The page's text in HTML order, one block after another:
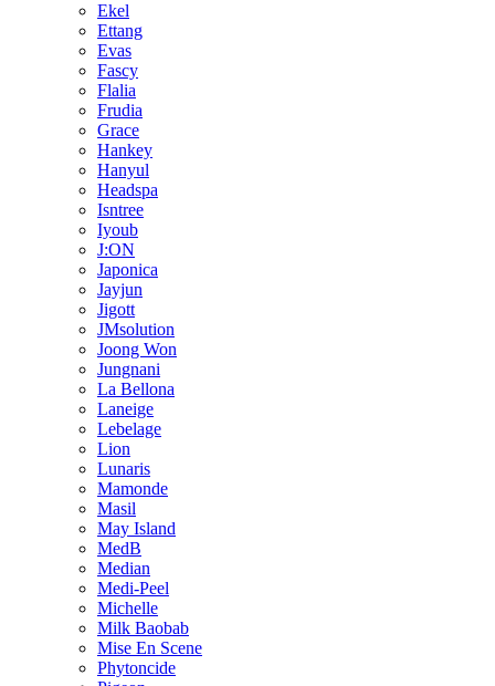
Ekel
Ettang
Evas
Fascy
Flalia
Frudia
Grace
Hankey
Hanyul
Headspa
Isntree
Iyoub
J:ON
Japonica
Jayjun
Jigott
JMsolution
Joong Won
Jungnani
La Bellona
Laneige
Lebelage
Lion
Lunaris
Mamonde
Masil
May Island
MedB
Median
Medi-Peel
Michelle
Milk Baobab
Mise En Scene
Phytoncide